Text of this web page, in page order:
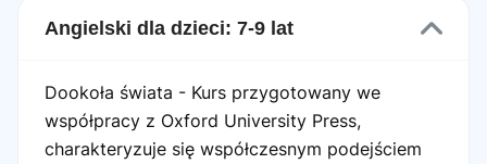
Angielski dla dzieci: 7-9 lat
Dookoła świata - Kurs przygotowany we
współpracy z Oxford University Press,
charakteryzuje się współczesnym podejściem